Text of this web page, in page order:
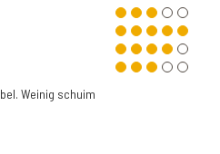
Weinig schuim